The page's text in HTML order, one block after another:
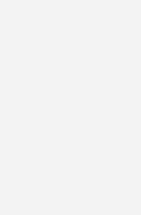
um